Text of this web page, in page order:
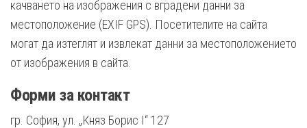
качването на изображения с вградени данни за
местоположение (EXIF GPS). Посетителите на сайта
могат да изтеглят и извлекат данни за местоположението
от изображения в сайта.
Форми за контакт
гр. София, ул. „Княз Борис I“ 127